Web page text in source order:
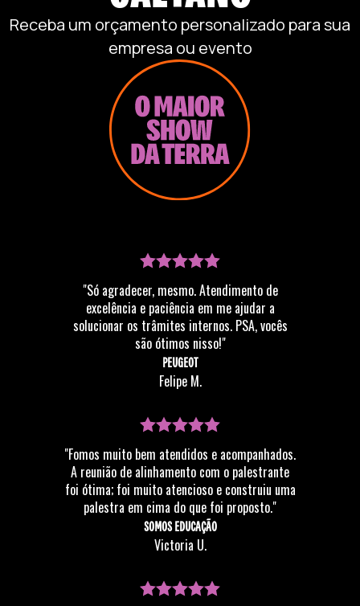
Receba um orçamento personalizado para sua
empresa ou evento
"Só agradecer, mesmo. Atendimento de
excelência e paciência em me ajudar a
solucionar os trâmites internos. PSA, vocês
são ótimos nisso!"
PEUGEOT
Felipe M.
"Fomos muito bem atendidos e acompanhados.
A reunião de alinhamento com o palestrante
foi ótima; foi muito atencioso e construiu uma
palestra em cima do que foi proposto."
SOMOS EDUCAÇÃO
Victoria U.